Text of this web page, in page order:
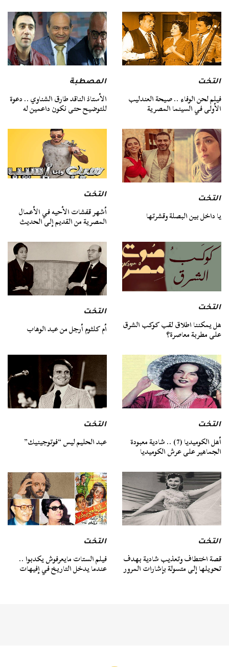
التخت
فيلم لحن الوفاء .. صيحة العندليب
الأولى في السينما المصرية
المصطبة
الأستاذ الناقد طارق الشناوي .. دعوة
للتوضيح حتى نكون داعمين له
التخت
يا داخل بين البصلة وقشرتها
التخت
أشهر قفشات الأحيه في الأعمال
المصرية من القديم إلى الحديث
التخت
هل يمكننا اطلاق لقب كوكب الشرق
على مطربة معاصرة؟
التخت
أم كلثوم أرجل من عبد الوهاب
التخت
أهل الكوميديا (7) .. شادية معبودة
الجماهير على عرش الكوميديا
التخت
عبد الحليم ليس “فوتوجينيك”
التخت
قصة اختطاف وتعذيب شادية بهدف
تحويلها إلى متسولة بإشارات المرور
التخت
فيلم الستات مايعرفوش يكدبوا ..
عندما يدخل التاريخ في إفيهات